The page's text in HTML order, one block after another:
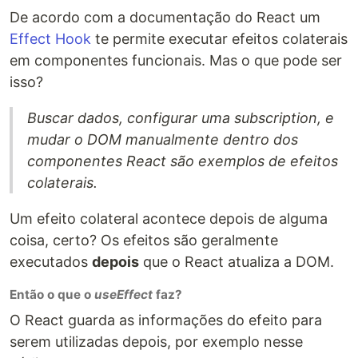
De acordo com a documentação do React um
Effect Hook te permite executar efeitos colaterais
em componentes funcionais. Mas o que pode ser
isso?
Buscar dados, configurar uma subscription, e
mudar o DOM manualmente dentro dos
componentes React são exemplos de efeitos
colaterais.
Um efeito colateral acontece depois de alguma
coisa, certo? Os efeitos são geralmente
executados depois que o React atualiza a DOM.
Então o que o useEffect faz?
O React guarda as informações do efeito para
serem utilizadas depois, por exemplo nesse